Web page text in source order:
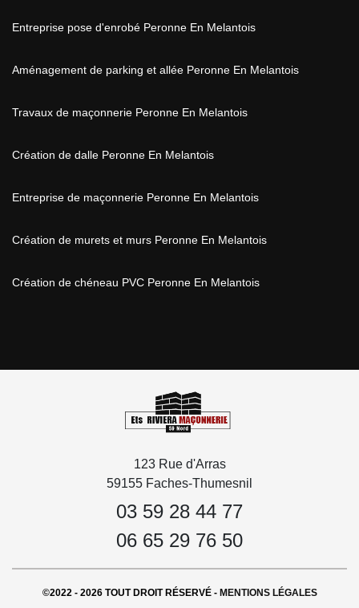
Entreprise pose d'enrobé Peronne En Melantois
Aménagement de parking et allée Peronne En Melantois
Travaux de maçonnerie Peronne En Melantois
Création de dalle Peronne En Melantois
Entreprise de maçonnerie Peronne En Melantois
Création de murets et murs Peronne En Melantois
Création de chéneau PVC Peronne En Melantois
123 Rue d'Arras
59155 Faches-Thumesnil
03 59 28 44 77
06 65 29 76 50
©2022 - 2026 TOUT DROIT RÉSERVÉ - MENTIONS LÉGALES